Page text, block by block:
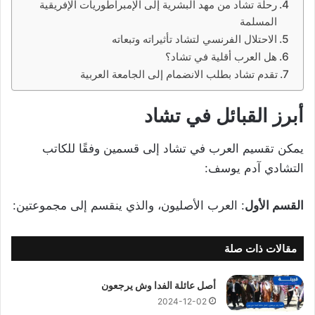
رحلة تشاد من مهد البشرية إلى الإمبراطوريات الإفريقية
المسلمة
الاحتلال الفرنسي لتشاد تأثيراته وتبعاته
هل العرب أقلية في تشاد؟
تقدم تشاد بطلب الانضمام إلى الجامعة العربية
أبرز القبائل في تشاد
يمكن تقسيم العرب في تشاد إلى قسمين وفقًا للكاتب
التشادي آدم يوسف:
القسم الأول: العرب الأصليون، والذي ينقسم إلى مجموعتين:
مقالات ذات صلة
أصل عائلة الفدا وش يرجعون
2024-12-02